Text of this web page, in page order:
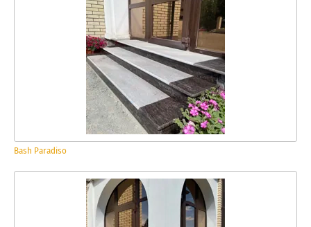
Bash Paradiso